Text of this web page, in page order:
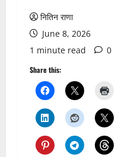
नितिन राणा
June 8, 2026
1 minute read
0
Share this: